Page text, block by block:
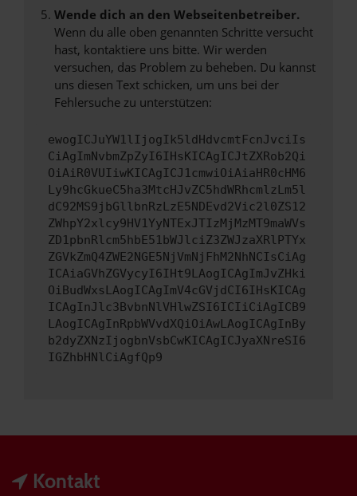
Wende dich an den Webseitenbetreiber.
Wenn du alle oben genannten Schritte versucht
hast, kontaktiere uns bitte. Wir werden
versuchen, das Problem zu beheben. Du kannst
uns diesen Text schicken, um uns bei der
Fehlersuche zu unterstützen:
ewogICJuYW1lIjogIk5ldHdvcmtFcnJvciIs
CiAgImNvbmZpZyI6IHsKICAgICJtZXRob2Qi
OiAiR0VUIiwKICAgICJ1cmwiOiAiaHR0cHM6
Ly9hcGkueC5ha3MtcHJvZC5hdWRhcmlzLm5l
dC92MS9jbGllbnRzLzE5NDEvd2Vic2l0ZS12
ZWhpY2xlcy9HV1YyNTExJTIzMjMzMT9maWVs
ZD1pbnRlcm5hbE51bWJlciZ3ZWJzaXRlPTYx
ZGVkZmQ4ZWE2NGE5NjVmNjFhM2NhNCIsCiAg
ICAiaGVhZGVycyI6IHt9LAogICAgImJvZHki
OiBudWxsLAogICAgImV4cGVjdCI6IHsKICAg
ICAgInJlc3BvbnNlVHlwZSI6ICIiCiAgICB9
LAogICAgInRpbWVvdXQiOiAwLAogICAgInBy
b2dyZXNzIjogbnVsbCwKICAgICJyaXNreSI6
IGZhbHNlCiAgfQp9
Kontakt